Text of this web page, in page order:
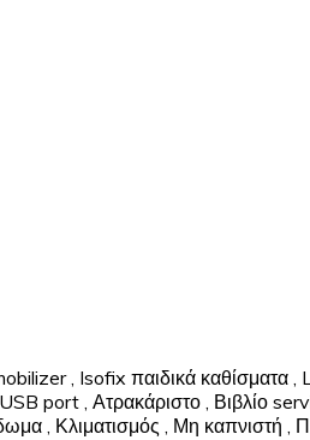
, Isofix παιδικά καθίσματα ,
USB port , Ατρακάριστο , Βιβλίο
, Κλιματισμός , Μη καπνιστή ,